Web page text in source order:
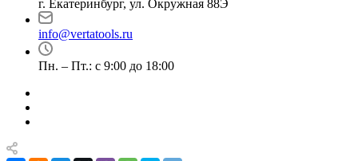
г. Екатеринбург, ул. Окружная 88Э
info@vertatools.ru
Пн. – Пт.: с 9:00 до 18:00